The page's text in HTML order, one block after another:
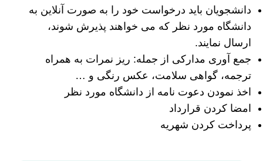
دانشجویان باید درخواست خود را به صورت آنلاین به
دانشگاه مورد نظر که می خواهند پذیرش شوند،
ارسال نمایند.
جمع آوری مدارکی از جمله: ریز نمرات به همراه
ترجمه، گواهی سلامت، عکس رنگی و …
اخذ نمودن دعوت نامه از دانشگاه مورد نظر
امضا کردن قرارداد
پرداخت کردن شهریه